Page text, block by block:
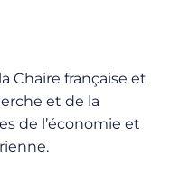
Chaire française et
et de la
de l’économie et